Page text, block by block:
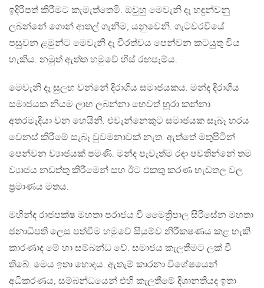
ඉදිරිපත් කිරීමට කැමැත්තෙමි. ඔවුහු මෙවැනි දෑ හඳුන්වනු
ලබන්නේ ගොන් ආතල් ගැනීම, යනුවෙනි. ගැටවරවියේ
පසුවන ළමුන්ට මෙවැනි දෑ වීරත්වය පෙන්වන කටයුතු විය
හැකිය. නමුත් ඇත්ත හමුවේ හිස් රඟපෑම්ය.
මෙවැනි දෑ සුලභ වන්නේ දිරාගිය සමාජයකය. මන්ද දිරාගිය
සමාජයක නියම ලාභ ලබන්නා හෙවත් හූරා කන්නා
අතරමැදියා වන හෙයිනි. එවැන්නෙකුට සමාජයක සැබෑ හරය
වෙනස් කිරීමේ සැබෑ වුවමනාවක් නැත. ඇත්තේ මතුපිටින්
පෙන්වන ව්‍යාජයක් පමණි. මන්ද පැවැත්ම රඳා පවතින්නේ තම
ව්‍යාජය නඩත්තු කිරීමෙන් සහ ඊට එකතු කරණ හැඩතල වල
ප්‍රමාණය මතය.
මහින්ද රාජපක්ෂ මහතා පරාජය වී මෛත්‍රිපාල සිරිසේන මහතා
ජනාධිපති ලෙස පත්වීම හමුවේ සියුම්ව නිරීකෂණය කළ හැකි
කාරණාද මේ හා සම්බන්ධ වේ. සමාජය කැලතීමට ලක් වී
තිබේ. මෙය ඉතා හොඳය. ඇතැම් කාරනා විශේෂයෙන්
අධිකරණය, සම්බන්ධයෙන් එහි කැලතීමේ දිශානතියද ඉතා